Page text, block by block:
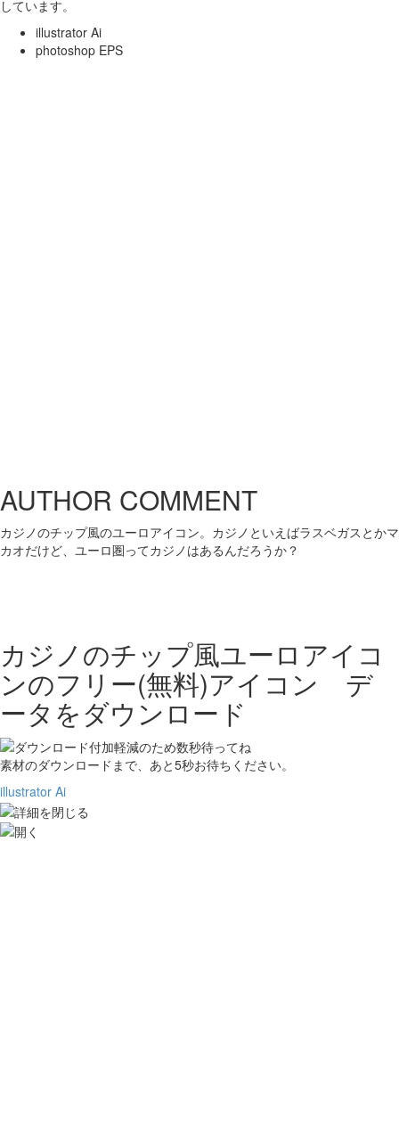
しています。
illustrator Ai
photoshop EPS
AUTHOR COMMENT
カジノのチップ風のユーロアイコン。カジノといえばラスベガスとかマ
カオだけど、ユーロ圏ってカジノはあるんだろうか？
カジノのチップ風ユーロアイコ
ンのフリー(無料)アイコン デ
ータをダウンロード
素材のダウンロードまで、あと5秒お待ちください。
illustrator Ai